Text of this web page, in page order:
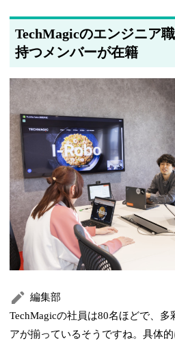
2025年5月20日
著者情報の変更を行いました
TechMagicのエンジニア
持つメンバーが在籍
編集部
TechMagicの社員は80名ほどで、
アが揃っているそうですね。具体